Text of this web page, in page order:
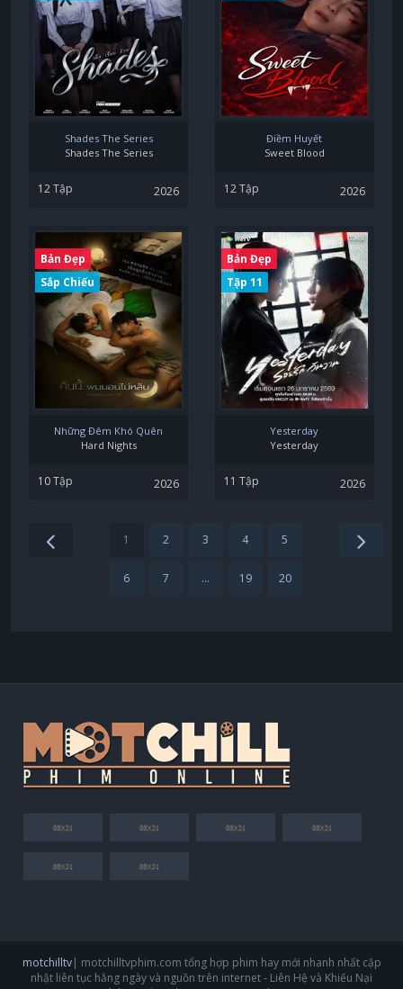
Shades The Series
Shades The Series
12 Tập 2026
Điềm Huyết
Sweet Blood
12 Tập 2026
Bản Đẹp
Sắp Chiếu
Những Đêm Khó Quên
Hard Nights
10 Tập 2026
Bản Đẹp
Tập 11
Yesterday
Yesterday
11 Tập 2026
1 2 3 4 5
6 7 ... 19 20
motchilltv| motchilltvphim.com tổng hợp phim hay mới nhanh nhất cập
nhật liên tục hằng ngày và nguồn trên internet - Liên Hệ và Khiếu Nại